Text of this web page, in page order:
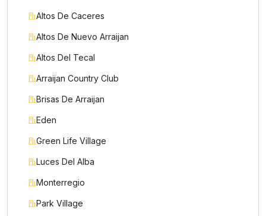
Altos De Caceres
Altos De Nuevo Arraijan
Altos Del Tecal
Arraijan Country Club
Brisas De Arraijan
Eden
Green Life Village
Luces Del Alba
Monterregio
Park Village